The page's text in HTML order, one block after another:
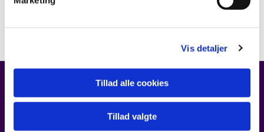
Vis detaljer
Tillad alle cookies
Tillad valgte
FIND OS
Kirken i Ørestad